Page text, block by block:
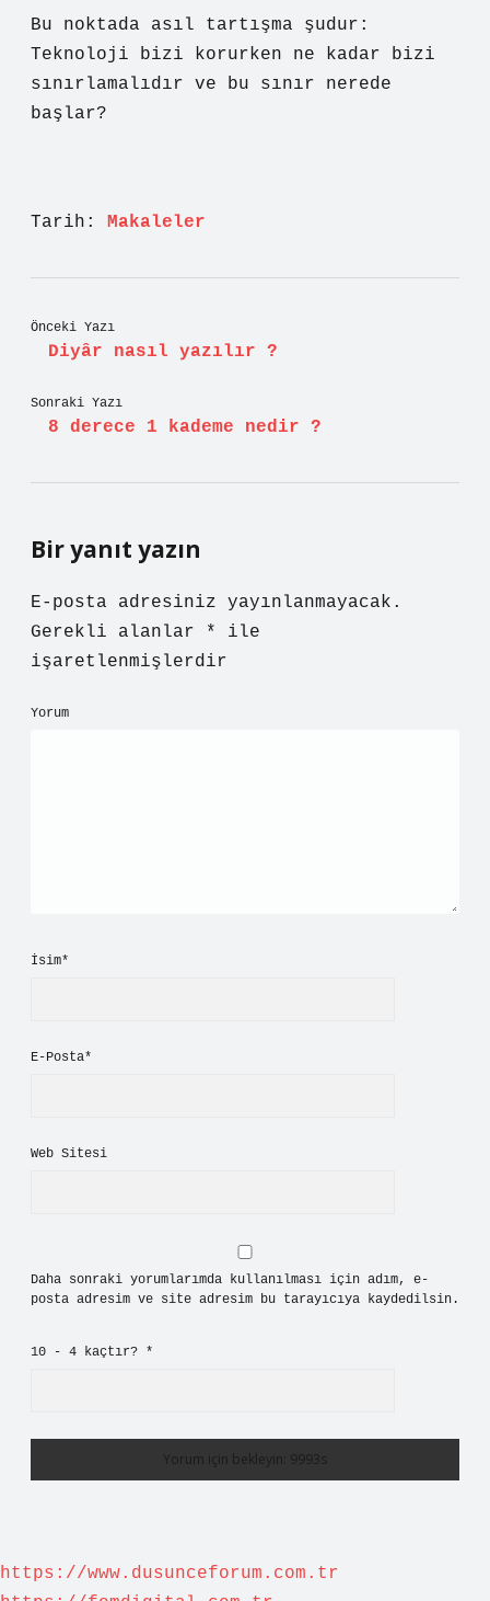
Bu noktada asıl tartışma şudur:
Teknoloji bizi korurken ne kadar bizi
sınırlamalıdır ve bu sınır nerede
başlar?
Tarih: Makaleler
Önceki Yazı
Diyâr nasıl yazılır ?
Sonraki Yazı
8 derece 1 kademe nedir ?
Bir yanıt yazın
E-posta adresiniz yayınlanmayacak.
Gerekli alanlar
*
ile
işaretlenmişlerdir
Yorum
İsim*
E-Posta*
Web Sitesi
Daha sonraki yorumlarımda kullanılması için adım, e-
posta adresim ve site adresim bu tarayıcıya kaydedilsin.
10 - 4 kaçtır? *
https://www.dusunceforum.com.tr